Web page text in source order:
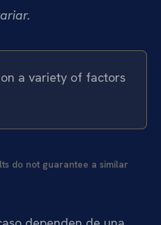
a variety of factors
do not guarantee a similar